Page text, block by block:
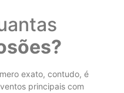
exato, contudo, é
principais com